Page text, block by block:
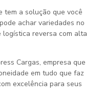
tem a solução que você
achar variedades no
reversa com alta
Cargas, empresa que
em tudo que faz
excelência para seus